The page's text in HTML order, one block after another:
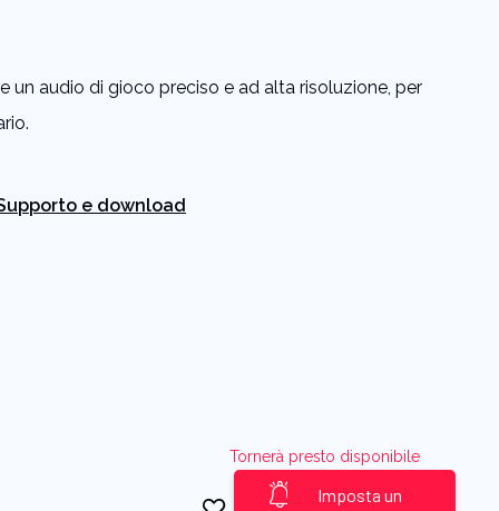
un audio di gioco preciso e ad alta risoluzione, per
e download
Tornerà presto disponibile
Imposta un